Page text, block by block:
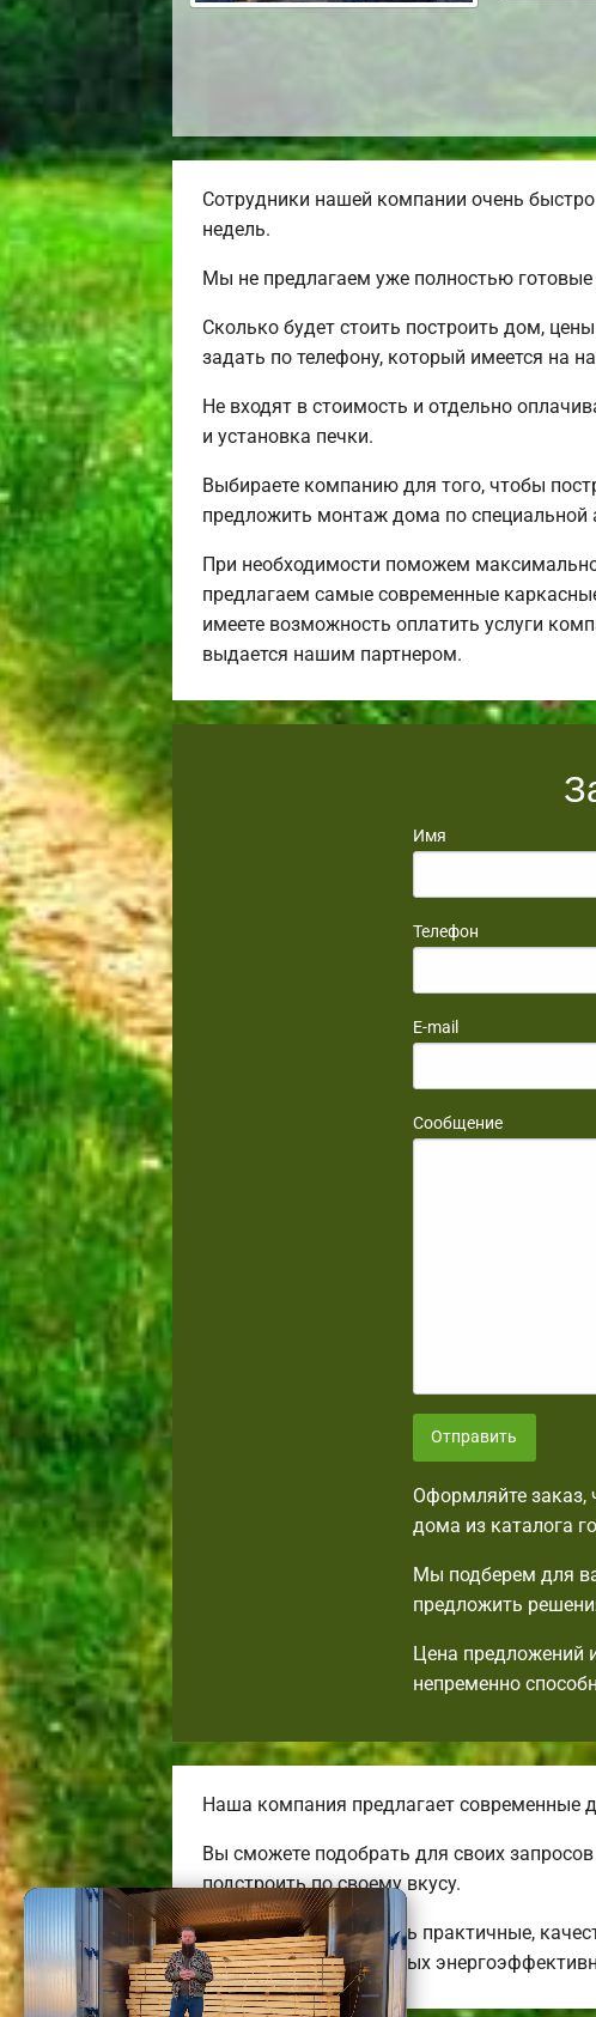
Сотрудники нашей компании очень
недель.
Мы не предлагаем уже полностью
Сколько будет стоить построить дом,
задать по телефону, который имеется на
Не входят в стоимость и отдельно
и установка печки.
Выбираете компанию для того, чтобы
предложить монтаж дома по специальной
При необходимости поможем
предлагаем самые современные
имеете возможность оплатить услуги
выдается нашим партнером.
Имя
Телефон
E-mail
Сообщение
Отправить
Оформляйте заказ,
дома из каталога
Мы подберем для
предложить
Цена предложений
непременно
Наша компания предлагает современные
Вы сможете подобрать для своих
подстроить по своему вкусу.
Мы готовы предложить практичные,
бюджетных до огромных